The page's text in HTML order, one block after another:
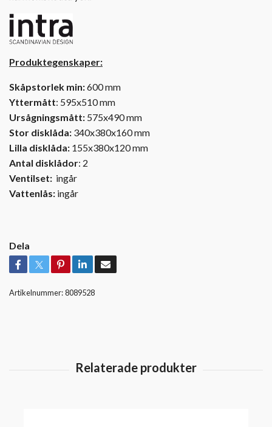
Produktegenskaper:
Skåpstorlek min:600 mm
Yttermått: 595x510 mm
Ursågningsmått: 575x490 mm
Stor disklåda: 340x380x160 mm
Lilla disklåda: 155x380x120 mm
Antal disklådor: 2
Ventilset: ingår
Vattenlås: ingår
Dela
Artikelnummer:8089528